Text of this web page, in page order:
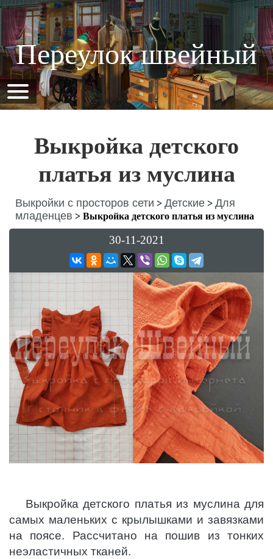
Переулок швейный
Выкройка детского
платья из муслина
Выкройки с просторов сети > Детские > Для
младенцев > Выкройка детского платья из муслина
30-11-2021
Выкройка детского платья из муслина для
самых маленьких с крылышками и завязками
на поясе. Рассчитано на пошив из тонких
неэластичных тканей.